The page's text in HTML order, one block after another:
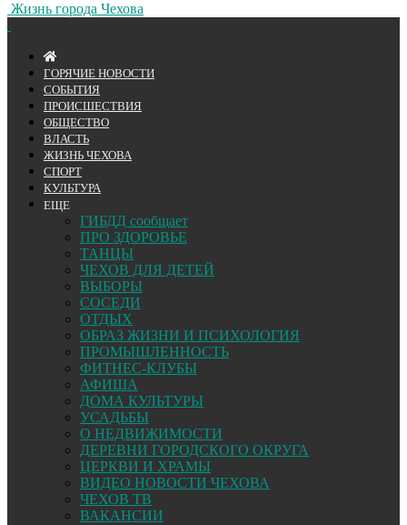
Жизнь города Чехова
ГОРЯЧИЕ НОВОСТИ
СОБЫТИЯ
ПРОИСШЕСТВИЯ
ОБЩЕСТВО
ВЛАСТЬ
ЖИЗНЬ ЧЕХОВА
СПОРТ
КУЛЬТУРА
ЕЩЕ
ГИБДД сообщает
ПРО ЗДОРОВЬЕ
ТАНЦЫ
ЧЕХОВ ДЛЯ ДЕТЕЙ
ВЫБОРЫ
СОСЕДИ
ОТДЫХ
ОБРАЗ ЖИЗНИ И ПСИХОЛОГИЯ
ПРОМЫШЛЕННОСТЬ
ФИТНЕС-КЛУБЫ
АФИША
ДОМА КУЛЬТУРЫ
УСАДЬБЫ
О НЕДВИЖИМОСТИ
ДЕРЕВНИ ГОРОДСКОГО ОКРУГА
ЦЕРКВИ И ХРАМЫ
ВИДЕО НОВОСТИ ЧЕХОВА
ЧЕХОВ ТВ
ВАКАНСИИ